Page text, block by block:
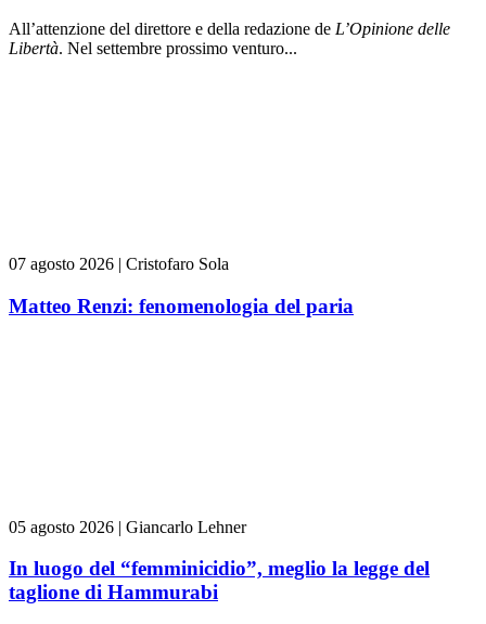
All’attenzione del direttore e della redazione de L’Opinione delle
Libertà. Nel settembre prossimo venturo...
07 agosto 2026 | Cristofaro Sola
Matteo Renzi: fenomenologia del paria
05 agosto 2026 | Giancarlo Lehner
In luogo del “femminicidio”, meglio la legge del
taglione di Hammurabi